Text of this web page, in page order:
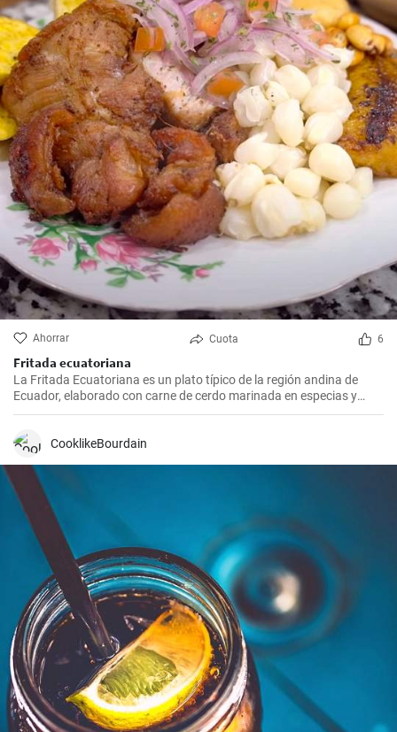
Ahorrar Cuota 6
Fritada ecuatoriana
La Fritada Ecuatoriana es un plato típico de la región andina de
Ecuador, elaborado con carne de cerdo marinada en especias y
cocinada a fuego lento en una olla con agua hasta que quede suave
CooklikeBourdain